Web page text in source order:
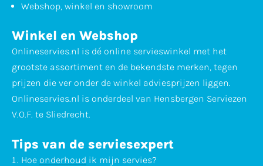
Webshop, winkel en showroom
Winkel en Webshop
Onlineservies.nl is dé online servieswinkel met het
grootste assortiment en de bekendste merken, tegen
prijzen die ver onder de winkel adviesprijzen liggen.
Onlineservies.nl is onderdeel van Hensbergen Serviezen
V.O.F. te Sliedrecht.
Tips van de serviesexpert
Hoe onderhoud ik mijn servies?